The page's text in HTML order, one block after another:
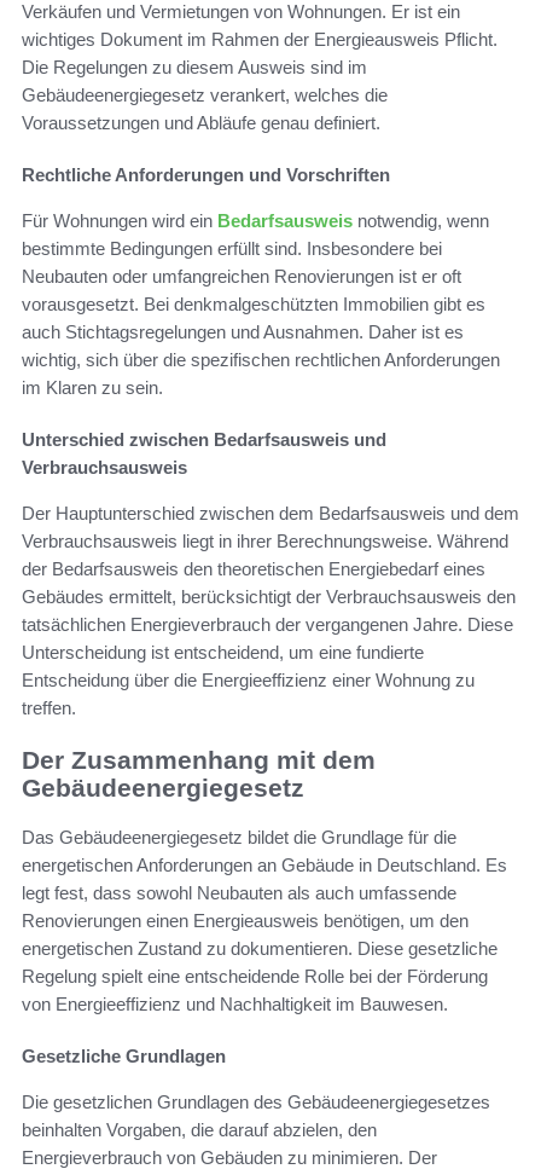
Verkäufen und Vermietungen von Wohnungen. Er ist ein
wichtiges Dokument im Rahmen der Energieausweis Pflicht.
Die Regelungen zu diesem Ausweis sind im
Gebäudeenergiegesetz verankert, welches die
Voraussetzungen und Abläufe genau definiert.
Rechtliche Anforderungen und Vorschriften
Für Wohnungen wird ein Bedarfsausweis notwendig, wenn
bestimmte Bedingungen erfüllt sind. Insbesondere bei
Neubauten oder umfangreichen Renovierungen ist er oft
vorausgesetzt. Bei denkmalgeschützten Immobilien gibt es
auch Stichtagsregelungen und Ausnahmen. Daher ist es
wichtig, sich über die spezifischen rechtlichen Anforderungen
im Klaren zu sein.
Unterschied zwischen Bedarfsausweis und
Verbrauchsausweis
Der Hauptunterschied zwischen dem Bedarfsausweis und dem
Verbrauchsausweis liegt in ihrer Berechnungsweise. Während
der Bedarfsausweis den theoretischen Energiebedarf eines
Gebäudes ermittelt, berücksichtigt der Verbrauchsausweis den
tatsächlichen Energieverbrauch der vergangenen Jahre. Diese
Unterscheidung ist entscheidend, um eine fundierte
Entscheidung über die Energieeffizienz einer Wohnung zu
treffen.
Der Zusammenhang mit dem
Gebäudeenergiegesetz
Das Gebäudeenergiegesetz bildet die Grundlage für die
energetischen Anforderungen an Gebäude in Deutschland. Es
legt fest, dass sowohl Neubauten als auch umfassende
Renovierungen einen Energieausweis benötigen, um den
energetischen Zustand zu dokumentieren. Diese gesetzliche
Regelung spielt eine entscheidende Rolle bei der Förderung
von Energieeffizienz und Nachhaltigkeit im Bauwesen.
Gesetzliche Grundlagen
Die gesetzlichen Grundlagen des Gebäudeenergiegesetzes
beinhalten Vorgaben, die darauf abzielen, den
Energieverbrauch von Gebäuden zu minimieren. Der